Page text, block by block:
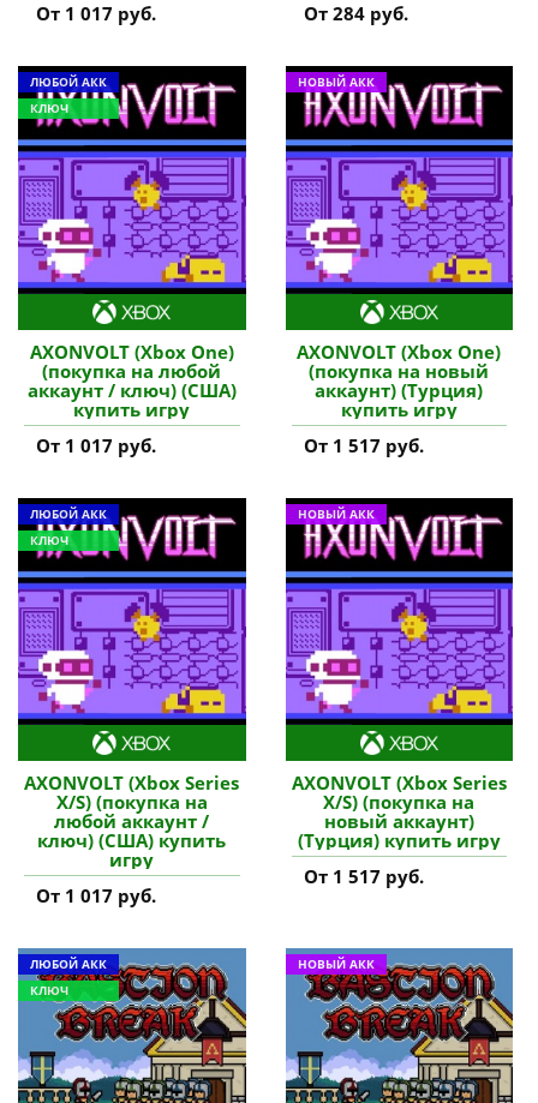
От 1 017 руб.
От 284 руб.
ЛЮБОЙ АКК
КЛЮЧ
AXONVOLT (Xbox One)
(покупка на любой
аккаунт / ключ) (США)
купить игру
От 1 017 руб.
НОВЫЙ АКК
AXONVOLT (Xbox One)
(покупка на новый
аккаунт) (Турция)
купить игру
От 1 517 руб.
ЛЮБОЙ АКК
КЛЮЧ
AXONVOLT (Xbox Series
X/S) (покупка на
любой аккаунт /
ключ) (США) купить
игру
От 1 017 руб.
НОВЫЙ АКК
AXONVOLT (Xbox Series
X/S) (покупка на
новый аккаунт)
(Турция) купить игру
От 1 517 руб.
ЛЮБОЙ АКК
КЛЮЧ
НОВЫЙ АКК